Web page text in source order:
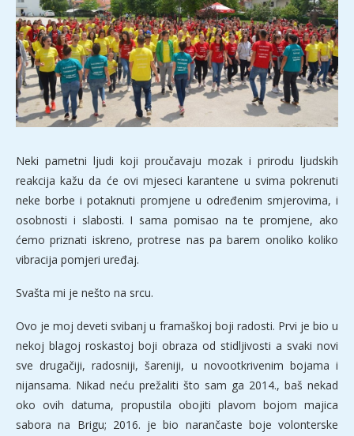
Neki pametni ljudi koji proučavaju mozak i prirodu ljudskih
reakcija kažu da će ovi mjeseci karantene u svima pokrenuti
neke borbe i potaknuti promjene u određenim smjerovima, i
osobnosti i slabosti. I sama pomisao na te promjene, ako
ćemo priznati iskreno, protrese nas pa barem onoliko koliko
vibracija pomjeri uređaj.
Svašta mi je nešto na srcu.
Ovo je moj deveti svibanj u framaškoj boji radosti. Prvi je bio u
nekoj blagoj roskastoj boji obraza od stidljivosti a svaki novi
sve drugačiji, radosniji, šareniji, u novootkrivenim bojama i
nijansama. Nikad neću prežaliti što sam ga 2014., baš nekad
oko ovih datuma, propustila obojiti plavom bojom majica
sabora na Brigu; 2016. je bio narančaste boje volonterske